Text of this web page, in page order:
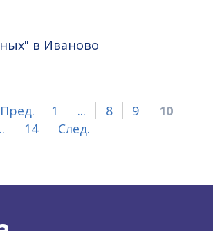
в Иваново
Пред. 1 ... 8 9
10
14 След.